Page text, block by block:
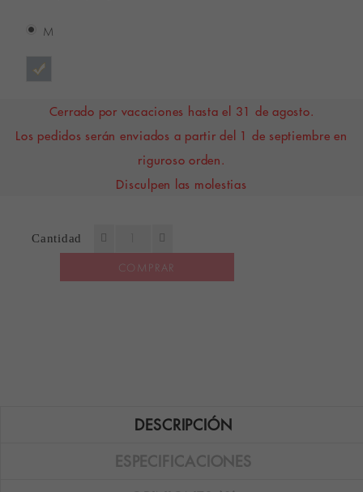
M
Cerrado por vacaciones hasta el 31 de agosto.
Los pedidos serán enviados a partir del 1 de septiembre en
riguroso orden.
Disculpen las molestias
Cantidad
COMPRAR
DESCRIPCIÓN
ESPECIFICACIONES